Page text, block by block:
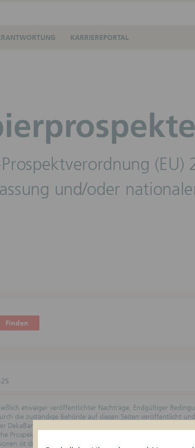
KARRIEREPORTAL
(EU)
und/oder
Finden
etwaiger veröffentlichter Nachträge, Endgültiger
die zuständige Behörde auf diesen Seiten veröffentlicht
DekaBank zu den üblichen Geschäftszeiten kostenlos
Prospekte genehmigt sind, werden bei der dortigen
ist die jeweilige Landesangabe unter Bemerkungen zu